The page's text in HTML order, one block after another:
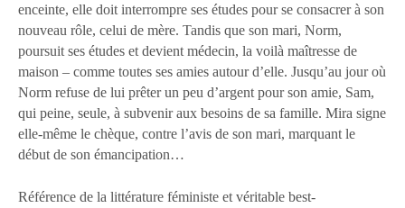
enceinte, elle doit interrompre ses études pour se consacrer à son
nouveau rôle, celui de mère. Tandis que son mari, Norm,
poursuit ses études et devient médecin, la voilà maîtresse de
maison – comme toutes ses amies autour d’elle. Jusqu’au jour où
Norm refuse de lui prêter un peu d’argent pour son amie, Sam,
qui peine, seule, à subvenir aux besoins de sa famille. Mira signe
elle-même le chèque, contre l’avis de son mari, marquant le
début de son émancipation…
Référence de la littérature féministe et véritable best-